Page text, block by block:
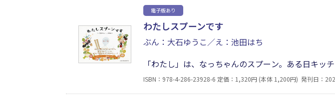
電子版あり
わたしスプーンです
ぶん：大石ゆうこ／え：池田はち
「わたし」は、なっちゃんのスプーン。ある日キ
りにぶつかってポーンとお外に放り出されちゃった
な!?……初めて経験する家の外の世界で、ユーモラ
ISBN：978-4-286-23928-6 定価：1,320円 (本体 1,200円) 発刊日：